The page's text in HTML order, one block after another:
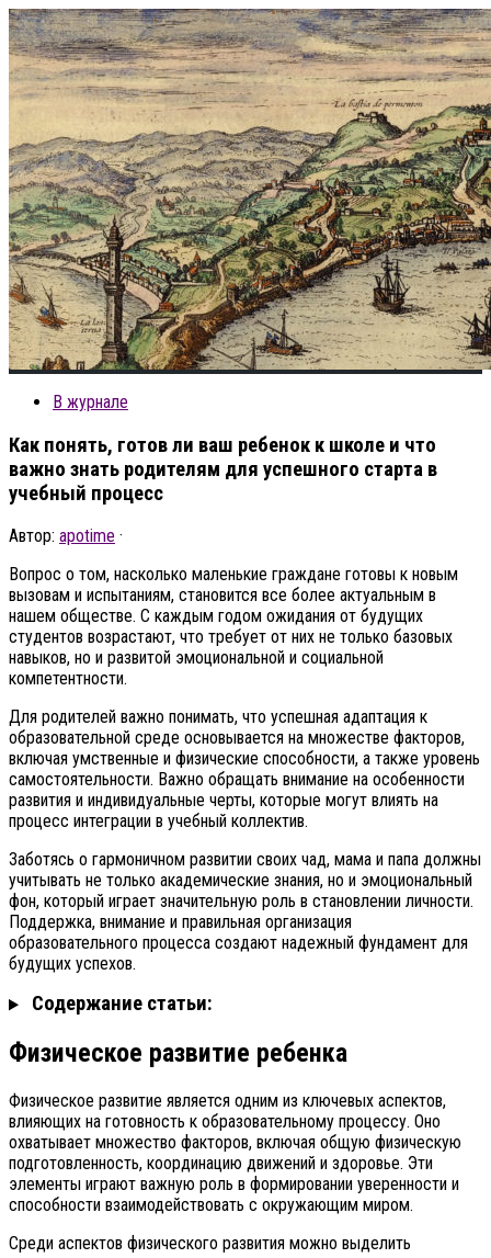
В журнале
Как понять, готов ли ваш ребенок к школе и что
важно знать родителям для успешного старта в
учебный процесс
Автор: apotime ·
Вопрос о том, насколько маленькие граждане готовы к новым
вызовам и испытаниям, становится все более актуальным в
нашем обществе. С каждым годом ожидания от будущих
студентов возрастают, что требует от них не только базовых
навыков, но и развитой эмоциональной и социальной
компетентности.
Для родителей важно понимать, что успешная адаптация к
образовательной среде основывается на множестве факторов,
включая умственные и физические способности, а также уровень
самостоятельности. Важно обращать внимание на особенности
развития и индивидуальные черты, которые могут влиять на
процесс интеграции в учебный коллектив.
Заботясь о гармоничном развитии своих чад, мама и папа должны
учитывать не только академические знания, но и эмоциональный
фон, который играет значительную роль в становлении личности.
Поддержка, внимание и правильная организация
образовательного процесса создают надежный фундамент для
будущих успехов.
Содержание статьи:
Физическое развитие ребенка
Физическое развитие является одним из ключевых аспектов,
влияющих на готовность к образовательному процессу. Оно
охватывает множество факторов, включая общую физическую
подготовленность, координацию движений и здоровье. Эти
элементы играют важную роль в формировании уверенности и
способности взаимодействовать с окружающим миром.
Среди аспектов физического развития можно выделить